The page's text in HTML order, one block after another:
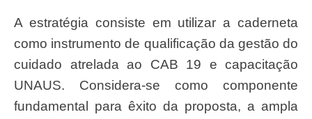
A estratégia consiste em utilizar a caderneta
como instrumento de qualificação da gestão do
cuidado atrelada ao CAB 19 e capacitação
UNAUS. Considera-se como componente
fundamental para êxito da proposta, a ampla